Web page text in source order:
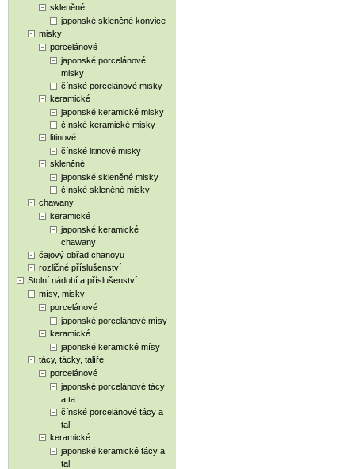
skleněné
japonské skleněné konvice
misky
porcelánové
japonské porcelánové
misky
čínské porcelánové misky
keramické
japonské keramické misky
čínské keramické misky
litinové
čínské litinové misky
skleněné
japonské skleněné misky
čínské skleněné misky
chawany
keramické
japonské keramické
chawany
čajový obřad chanoyu
rozličné příslušenství
Stolní nádobí a příslušenství
mísy, misky
porcelánové
japonské porcelánové mísy
keramické
japonské keramické mísy
tácy, tácky, talíře
porcelánové
japonské porcelánové tácy
a ta
čínské porcelánové tácy a
talí
keramické
japonské keramické tácy a
tal